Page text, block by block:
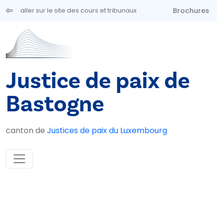
Aller au contenu principal
aller sur le site des cours et tribunaux Brochures
Justice de paix de
Bastogne
canton de Justices de paix du Luxembourg